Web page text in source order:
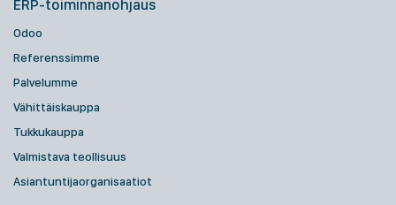
ERP-toiminnanohjaus
Odoo
Referenssimme
Palvelumme
Vähittäiskauppa
Tukkukauppa
Valmistava teollisuus
Asiantuntijaorganisaatiot